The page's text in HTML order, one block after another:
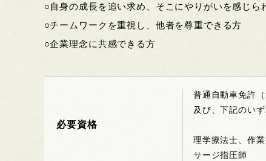
○自身の成長を追い求め、そこにやりがいを感じら
○チームワークを重視し、他者を尊重できる方
○企業理念に共感できる方
必要資格
普通自動車免許（
及び、下記のい
理学療法士、作
サージ指圧師